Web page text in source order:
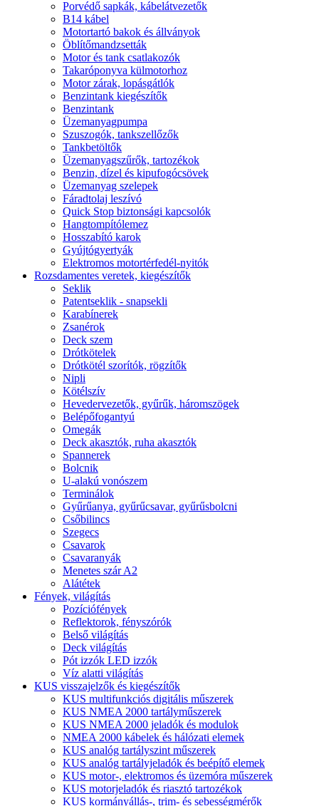
Porvédő sapkák, kábelátvezetők
B14 kábel
Motortartó bakok és állványok
Öblítőmandzsetták
Motor és tank csatlakozók
Takaróponyva külmotorhoz
Motor zárak, lopásgátlók
Benzintank kiegészítők
Benzintank
Üzemanyagpumpa
Szuszogók, tankszellőzők
Tankbetöltők
Üzemanyagszűrők, tartozékok
Benzin, dízel és kipufogócsövek
Üzemanyag szelepek
Fáradtolaj leszívó
Quick Stop biztonsági kapcsolók
Hangtompítólemez
Hosszabító karok
Gyújtógyertyák
Elektromos motortérfedél-nyitók
Rozsdamentes veretek, kiegészítők
Seklik
Patentseklik - snapsekli
Karabínerek
Zsanérok
Deck szem
Drótkötelek
Drótkötél szorítók, rögzítők
Nipli
Kötélszív
Hevedervezetők, gyűrűk, háromszögek
Belépőfogantyú
Omegák
Deck akasztók, ruha akasztók
Spannerek
Bolcnik
U-alakú vonószem
Terminálok
Gyűrűanya, gyűrűcsavar, gyűrűsbolcni
Csőbilincs
Szegecs
Csavarok
Csavaranyák
Menetes szár A2
Alátétek
Fények, világítás
Pozíciófények
Reflektorok, fényszórók
Belső világítás
Deck világítás
Pót izzók LED izzók
Víz alatti világítás
KUS visszajelzők és kiegészítők
KUS multifunkciós digitális műszerek
KUS NMEA 2000 tartályműszerek
KUS NMEA 2000 jeladók és modulok
NMEA 2000 kábelek és hálózati elemek
KUS analóg tartályszint műszerek
KUS analóg tartályjeladók és beépítő elemek
KUS motor-, elektromos és üzemóra műszerek
KUS motorjeladók és riasztó tartozékok
KUS kormányállás-, trim- és sebességmérők